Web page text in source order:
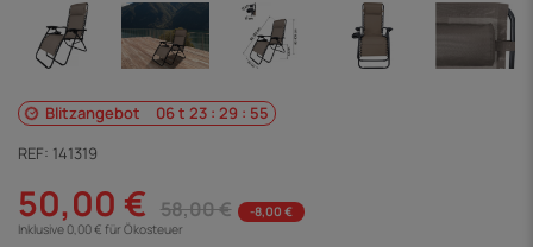
Blitzangebot 06t 23: 29 : 55
REF: 141319
50,00 € 58,00 €
-8,00 €
Inklusive 0,00 € für Ökosteuer